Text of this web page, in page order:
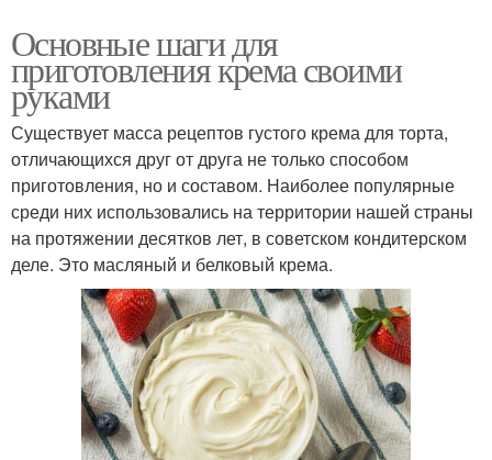
Основные шаги для
приготовления крема своими
руками
Существует масса рецептов густого крема для торта,
отличающихся друг от друга не только способом
приготовления, но и составом. Наиболее популярные
среди них использовались на территории нашей страны
на протяжении десятков лет, в советском кондитерском
деле. Это масляный и белковый крема.